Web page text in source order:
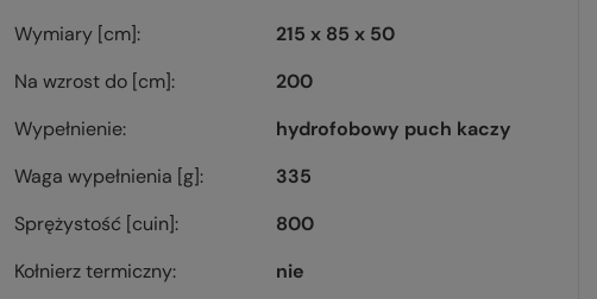
Wymiary [cm]
215 x 85 x 50
Na wzrost do [cm]
200
Wypełnienie
hydrofobowy puch kaczy
Waga wypełnienia [g]
335
Sprężystość [cuin]
800
Kołnierz termiczny
nie